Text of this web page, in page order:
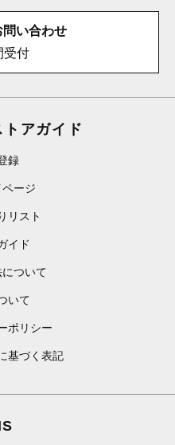
問い合わせ
受付
アガイド
録
ージ
リスト
イド
ついて
いて
ポリシー
基づく表記